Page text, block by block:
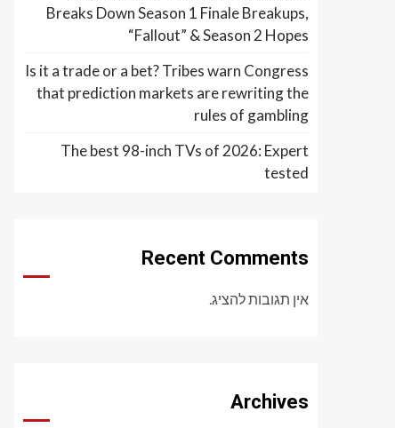
Breaks Down Season 1 Finale Breakups,
“Fallout” & Season 2 Hopes
Is it a trade or a bet? Tribes warn Congress
that prediction markets are rewriting the
rules of gambling
The best 98-inch TVs of 2026: Expert
tested
Recent Comments
אין תגובות להציג.
Archives